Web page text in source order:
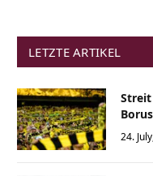
LETZTE ARTIKEL
Streit
24.